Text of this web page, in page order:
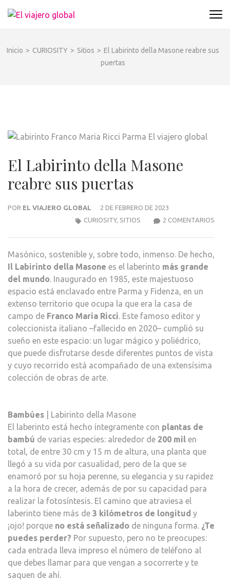
Un espacio donde descubrir la cara B de los
desde su música hasta su arquitectura o sus
Inicio > CURIOSITY > Sitios > El Labirinto della Masone reabre sus
puertas
El Labirinto della Masone
reabre sus puertas
POR EL VIAJERO GLOBAL
2 DE FEBRERO DE 2023
2 COMENTARIOS
CURIOSITY, SITIOS
Masónico, sostenible y, sobre todo, inmenso. De hecho,
Il Labirinto della Masone es el laberinto más grande
del mundo. Inaugurado en 1985, este majestuoso
espacio está enclavado entre Parma y Fidenza, en un
extenso territorio que ocupa la que era la casa de
campo de Franco Maria Ricci. Este famoso editor y
coleccionista italiano –fallecido en 2020– cumplió su
sueño en este espacio: un lugar mágico y poliédrico,
que puede disfrutarse desde diferentes puntos de vista
y cuyo recorrido está acompañado de una extensísima
colección de obras de arte.
Bambúes | Labirinto della Masone
El laberinto está hecho íntegramente con plantas de
bambú de varias especies: alrededor de 200 mil en
total, de entre 30 cm y 15 m de altura, una planta que
llegó a su vida por casualidad, pero de la que se
enamoró por su hoja perenne, su elegancia y su rapidez
a la hora de crecer, además de por su capacidad para
realizar la fotosíntesis. El camino que atraviesa el
laberinto tiene más de 3 kilómetros de longitud y
¡ojo! porque no está señalizado de ninguna forma. ¿Te
puedes perder? Por supuesto, pero no te preocupes:
cada entrada lleva impreso el número de teléfono al
que debes llamar para que vengan a socorrerte y te
saquen de ahí.